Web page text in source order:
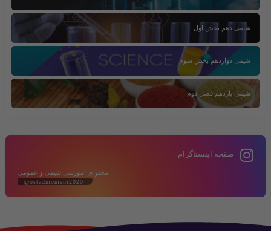
شیمی دهم بخش اول
شیمی دوازدهم بخش سوم
شیمی یازدهم فصل دوم
صفحه اینستاگرام
محتوای آموزشی شیمی و عمومی
@ostadmomeni2020